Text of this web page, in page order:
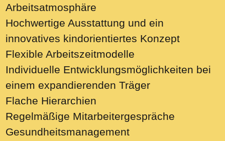
Arbeitsatmosphäre
Hochwertige Ausstattung und ein
innovatives kindorientiertes Konzept
Flexible Arbeitszeitmodelle
Individuelle Entwicklungsmöglichkeiten bei
einem expandierenden Träger
Flache Hierarchien
Regelmäßige Mitarbeitergespräche
Gesundheitsmanagement